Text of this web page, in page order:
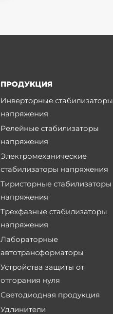
ПРОДУКЦИЯ
Инверторные стабилизаторы
напряжения
Релейные стабилизаторы
напряжения
Электромеханические
стабилизаторы напряжения
Тиристорные стабилизаторы
напряжения
Трехфазные стабилизаторы
напряжения
Лабораторные
автотрансформаторы
Устройства защиты от
отгорания нуля
Светодиодная продукция
Удлинители